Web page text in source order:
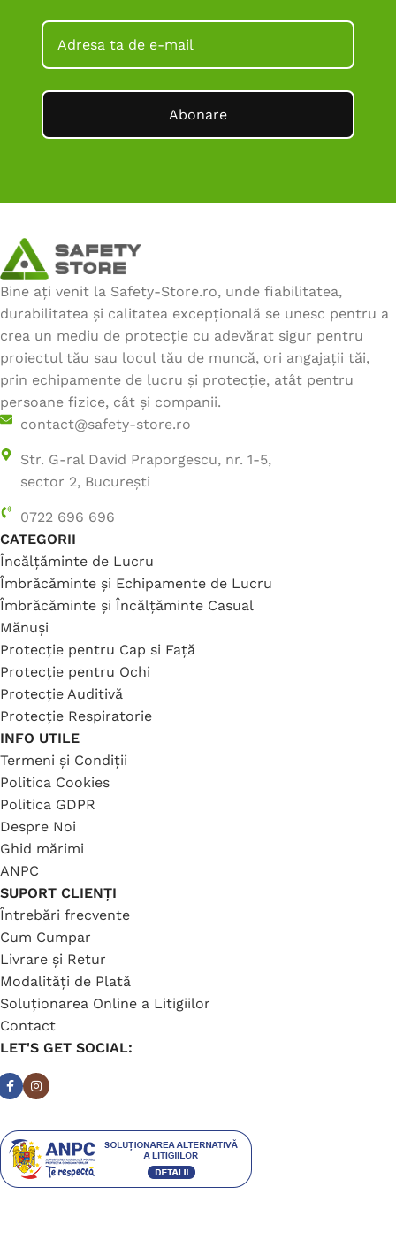
Abonare
Bine ați venit la Safety-Store.ro, unde fiabilitatea,
durabilitatea și calitatea excepțională se unesc pentru a
crea un mediu de protecție cu adevărat sigur pentru
proiectul tău sau locul tău de muncă, ori angajații tăi,
prin echipamente de lucru și protecție, atât pentru
persoane fizice, cât și companii.
contact@safety-store.ro
Str. G-ral David Praporgescu, nr. 1-5,
sector 2, București
0722 696 696
CATEGORII
Încălțăminte de Lucru
Îmbrăcăminte și Echipamente de Lucru
Îmbrăcăminte și Încălțăminte Casual
Mănuși
Protecție pentru Cap si Față
Protecție pentru Ochi
Protecție Auditivă
Protecție Respiratorie
INFO UTILE
Termeni și Condiții
Politica Cookies
Politica GDPR
Despre Noi
Ghid mărimi
ANPC
SUPORT CLIENȚI
Întrebări frecvente
Cum Cumpar
Livrare și Retur
Modalități de Plată
Soluționarea Online a Litigiilor
Contact
LET'S GET SOCIAL: